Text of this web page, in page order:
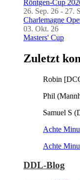
Röntgen-Cup
26. Sep. 26 - 27.
Charlemagne
03. Okt. 26
Masters' Cup
Zuletzt
Robin
Phil
Samuel S
Achte
Achte
DDL-Blog